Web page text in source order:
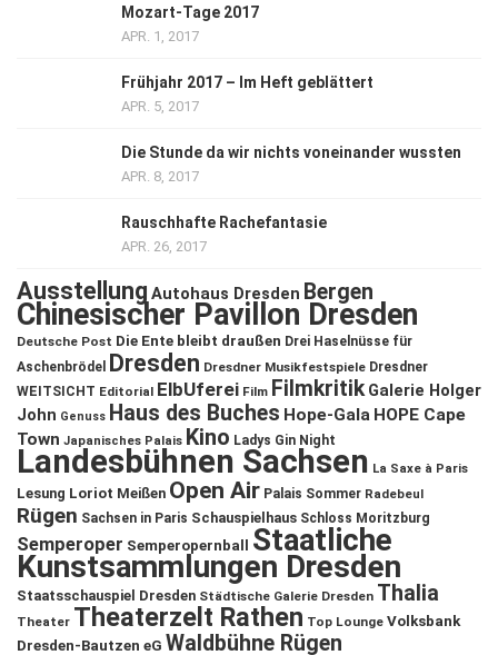
Mozart-Tage 2017
APR. 1, 2017
Frühjahr 2017 – Im Heft geblättert
APR. 5, 2017
Die Stunde da wir nichts voneinander wussten
APR. 8, 2017
Rauschhafte Rachefantasie
APR. 26, 2017
Ausstellung Autohaus Dresden Bergen
Chinesischer Pavillon Dresden
Deutsche Post Die Ente bleibt draußen Drei Haselnüsse für
Aschenbrödel
Dresden Dresdner Musikfestspiele Dresdner
WEITSICHT Editorial ElbUferei Film Filmkritik Galerie Holger
John Genuss Haus des Buches Hope-Gala HOPE Cape
Town Japanisches Palais Kino Ladys Gin Night
Landesbühnen Sachsen La Saxe à Paris
Lesung Loriot Meißen Open Air Palais Sommer Radebeul
Rügen Sachsen in Paris Schauspielhaus Schloss Moritzburg
Semperoper Semperopernball Staatliche
Kunstsammlungen Dresden
Staatsschauspiel Dresden Städtische Galerie Dresden Thalia
Theater Theaterzelt Rathen Top Lounge Volksbank
Dresden-Bautzen eG Waldbühne Rügen